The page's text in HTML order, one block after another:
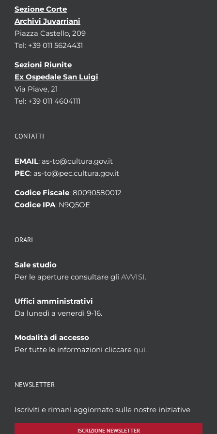
Sezione Corte
Archivi Juvarriani
Piazza Castello, 209
Tel: +39 011 5624431
Sezioni Riunite
Ex Ospedale San Luigi
Via Piave, 21
Tel: +39 011 4604111
CONTATTI
EMAIL: as-to@cultura.gov.it
PEC: as-to@pec.cultura.gov.it
Codice Fiscale: 80090580012
Codice IPA: N9Q5OE
ORARI
Sale studio
Per le aperture consultare gli AVVISI.
Uffici amministrativi
Da lunedì a venerdì 9-16.
Modalità di accesso
Per tutte le informazioni cliccare qui.
NEWSLETTER
Iscriviti e rimani aggiornato sulle nostre iniziative
ISCRIZIONE NEWSLETTER